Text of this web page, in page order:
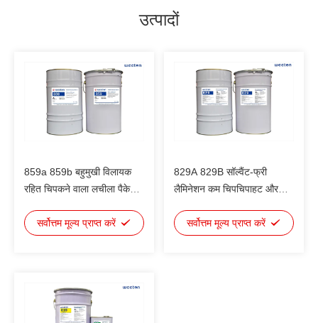
उत्पादों
859a 859b बहुमुखी विलायक
रहित चिपकने वाला लचीला पैकेजिंग
रसायनों के लिए हल्के पैकेजिंग में
आवश्यकताओं को पूरा करता है
सर्वोत्तम मूल्य प्राप्त करें
829A 829B सॉल्वैंट-फ्री
लैमिनेशन कम चिपचिपाहट और
लिए उपयुक्त
सर्वोत्तम मूल्य प्राप्त करें